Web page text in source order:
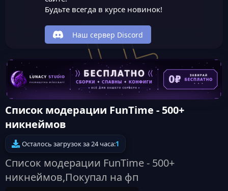
Будьте всегда в курсе новинок!
Наш сервер Discord
Список модерации FunTime - 500+
никнеймов
Осталось загрузок за 24 часа:1
Список модерации FunTime - 500+
никнеймов,Покупал на фп